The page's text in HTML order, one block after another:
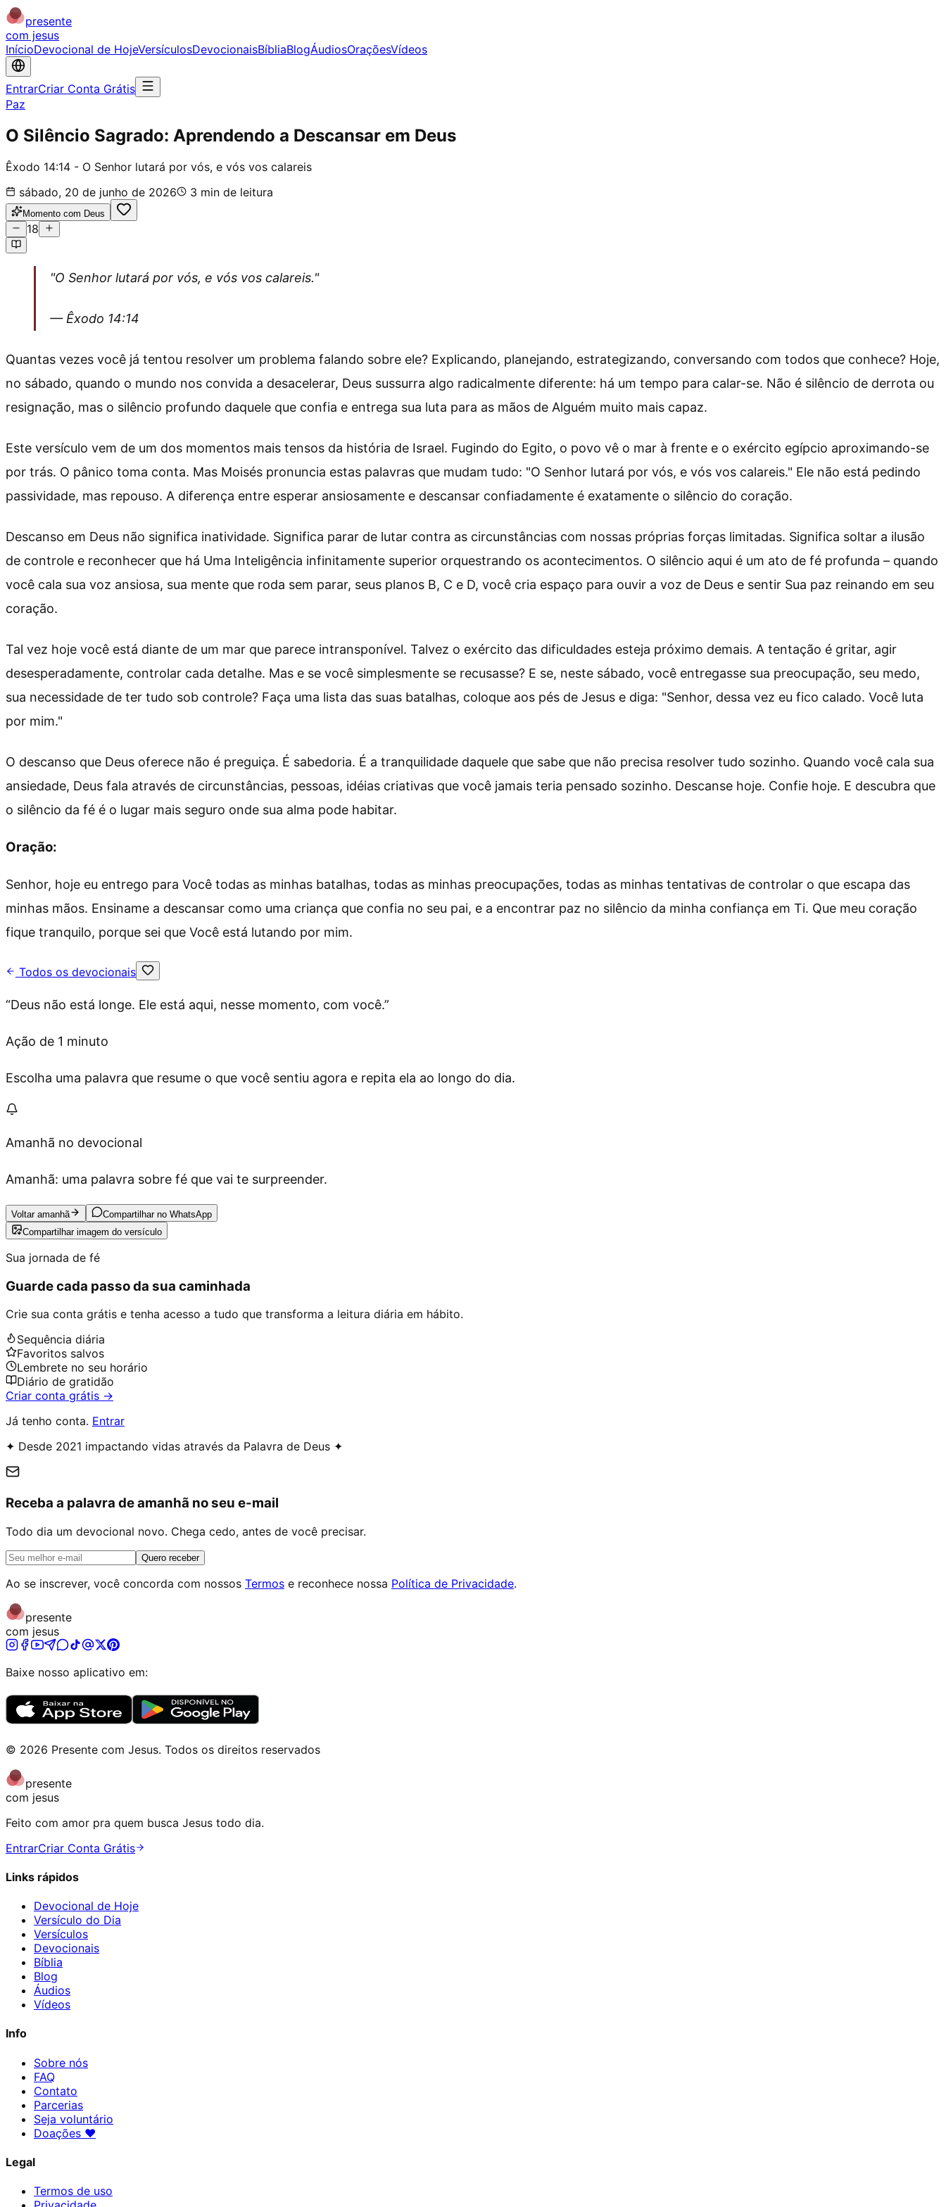
presente
com jesus
InícioDevocional de HojeVersículosDevocionaisBíbliaBlogÁudiosOraçõesVídeos
EntrarCriar Conta Grátis
Paz
O Silêncio Sagrado: Aprendendo a Descansar em Deus
Êxodo 14:14 - O Senhor lutará por vós, e vós vos calareis
sábado, 20 de junho de 2026
3 min de leitura
Momento com Deus
18
"O Senhor lutará por vós, e vós vos calareis."
— Êxodo 14:14
Quantas vezes você já tentou resolver um problema falando sobre ele? Explicando, planejando, estrategizando, conversando com todos que conhece? Hoje,
no sábado, quando o mundo nos convida a desacelerar, Deus sussurra algo radicalmente diferente: há um tempo para calar-se. Não é silêncio de derrota ou
resignação, mas o silêncio profundo daquele que confia e entrega sua luta para as mãos de Alguém muito mais capaz.
Este versículo vem de um dos momentos mais tensos da história de Israel. Fugindo do Egito, o povo vê o mar à frente e o exército egípcio aproximando-se
por trás. O pânico toma conta. Mas Moisés pronuncia estas palavras que mudam tudo: "O Senhor lutará por vós, e vós vos calareis." Ele não está pedindo
passividade, mas repouso. A diferença entre esperar ansiosamente e descansar confiadamente é exatamente o silêncio do coração.
Descanso em Deus não significa inatividade. Significa parar de lutar contra as circunstâncias com nossas próprias forças limitadas. Significa soltar a ilusão
de controle e reconhecer que há Uma Inteligência infinitamente superior orquestrando os acontecimentos. O silêncio aqui é um ato de fé profunda – quando
você cala sua voz ansiosa, sua mente que roda sem parar, seus planos B, C e D, você cria espaço para ouvir a voz de Deus e sentir Sua paz reinando em seu
coração.
Tal vez hoje você está diante de um mar que parece intransponível. Talvez o exército das dificuldades esteja próximo demais. A tentação é gritar, agir
desesperadamente, controlar cada detalhe. Mas e se você simplesmente se recusasse? E se, neste sábado, você entregasse sua preocupação, seu medo,
sua necessidade de ter tudo sob controle? Faça uma lista das suas batalhas, coloque aos pés de Jesus e diga: "Senhor, dessa vez eu fico calado. Você luta
por mim."
O descanso que Deus oferece não é preguiça. É sabedoria. É a tranquilidade daquele que sabe que não precisa resolver tudo sozinho. Quando você cala sua
ansiedade, Deus fala através de circunstâncias, pessoas, idéias criativas que você jamais teria pensado sozinho. Descanse hoje. Confie hoje. E descubra que
o silêncio da fé é o lugar mais seguro onde sua alma pode habitar.
Oração:
Senhor, hoje eu entrego para Você todas as minhas batalhas, todas as minhas preocupações, todas as minhas tentativas de controlar o que escapa das
minhas mãos. Ensiname a descansar como uma criança que confia no seu pai, e a encontrar paz no silêncio da minha confiança em Ti. Que meu coração
fique tranquilo, porque sei que Você está lutando por mim.
Todos os devocionais
“Deus não está longe. Ele está aqui, nesse momento, com você.”
Ação de 1 minuto
Escolha uma palavra que resume o que você sentiu agora e repita ela ao longo do dia.
Amanhã no devocional
Amanhã: uma palavra sobre fé que vai te surpreender.
Voltar amanhã
Compartilhar no WhatsApp
Compartilhar imagem do versículo
Sua jornada de fé
Guarde cada passo da sua caminhada
Crie sua conta grátis e tenha acesso a tudo que transforma a leitura diária em hábito.
Sequência diária
Favoritos salvos
Lembrete no seu horário
Diário de gratidão
Criar conta grátis →
Já tenho conta. Entrar
✦ Desde 2021 impactando vidas através da Palavra de Deus ✦
Receba a palavra de amanhã no seu e-mail
Todo dia um devocional novo. Chega cedo, antes de você precisar.
Quero receber
Ao se inscrever, você concorda com nossos Termos e reconhece nossa Política de Privacidade.
presente
com jesus
Baixe nosso aplicativo em:
© 2026 Presente com Jesus. Todos os direitos reservados
presente
com jesus
Feito com amor pra quem busca Jesus todo dia.
EntrarCriar Conta Grátis
Links rápidos
Devocional de Hoje
Versículo do Dia
Versículos
Devocionais
Bíblia
Blog
Áudios
Vídeos
Info
Sobre nós
FAQ
Contato
Parcerias
Seja voluntário
Doações ♥
Legal
Termos de uso